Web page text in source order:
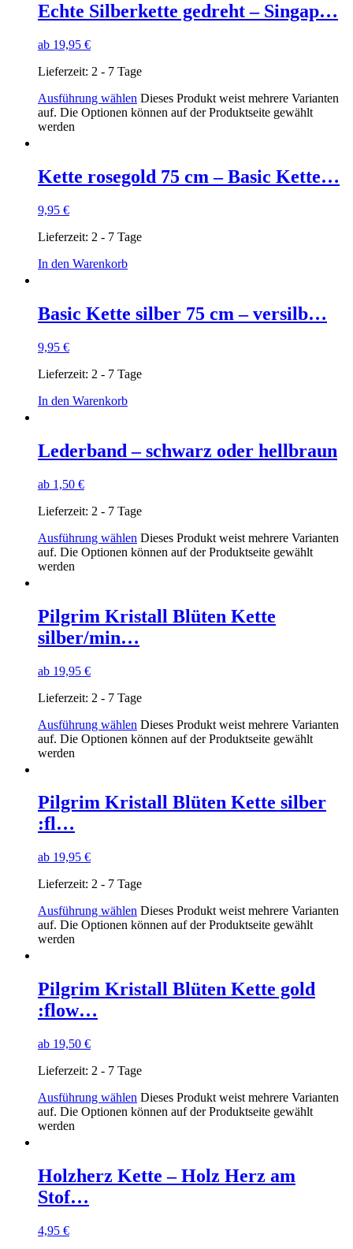
Echte Silberkette gedreht – Singap…
ab 19,95 €
Lieferzeit: 2 - 7 Tage
Ausführung wählen Dieses Produkt weist mehrere Varianten
auf. Die Optionen können auf der Produktseite gewählt
werden
Kette rosegold 75 cm – Basic Kette…
9,95 €
Lieferzeit: 2 - 7 Tage
In den Warenkorb
Basic Kette silber 75 cm – versilb…
9,95 €
Lieferzeit: 2 - 7 Tage
In den Warenkorb
Lederband – schwarz oder hellbraun
ab 1,50 €
Lieferzeit: 2 - 7 Tage
Ausführung wählen Dieses Produkt weist mehrere Varianten
auf. Die Optionen können auf der Produktseite gewählt
werden
Pilgrim Kristall Blüten Kette
silber/min…
ab 19,95 €
Lieferzeit: 2 - 7 Tage
Ausführung wählen Dieses Produkt weist mehrere Varianten
auf. Die Optionen können auf der Produktseite gewählt
werden
Pilgrim Kristall Blüten Kette silber
:fl…
ab 19,95 €
Lieferzeit: 2 - 7 Tage
Ausführung wählen Dieses Produkt weist mehrere Varianten
auf. Die Optionen können auf der Produktseite gewählt
werden
Pilgrim Kristall Blüten Kette gold
:flow…
ab 19,50 €
Lieferzeit: 2 - 7 Tage
Ausführung wählen Dieses Produkt weist mehrere Varianten
auf. Die Optionen können auf der Produktseite gewählt
werden
Holzherz Kette – Holz Herz am
Stof…
4,95 €